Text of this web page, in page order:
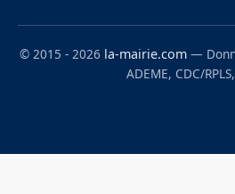
© 2015 - 2026 la-mairie.com —
ADEME, CDC/